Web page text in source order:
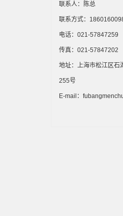
联系人：陈总
联系方式：
电话：021-57847259
传真：021-57847202
地址：上海市松江区石
255号
E-mail：